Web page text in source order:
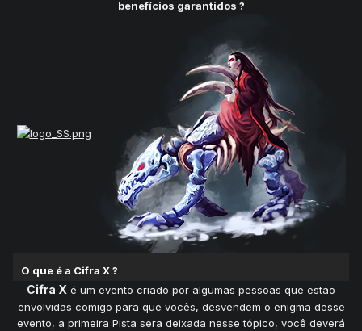
benefícios garantidos ?
O que é a Cifra X ?
Cifra X é um evento criado por algumas pessoas que estão
envolvidas comigo para que vocês, desvendem o enigma desse
evento, a primeira Pista sera deixada nesse tópico, você deverá